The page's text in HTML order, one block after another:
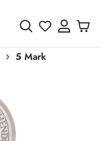
Du hast 0
5 Mark